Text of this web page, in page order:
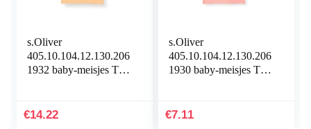
s.Oliver
405.10.104.12.130.206
1932 baby-meisjes T-
€14.22
s.Oliver
405.10.104.12.130.206
1930 baby-meisjes T-
€7.11